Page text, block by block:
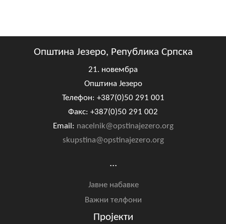
Општина Језеро, Република Српска
21. новембра
Општина Језеро
Телефон: +387(0)50 291 001
Факс: +387(0)50 291 002
Email: nacelnik@opstinajezero.org
skupstina@opstinajezero.org
...
Јавне набавке
Важни телфони
Пројекти